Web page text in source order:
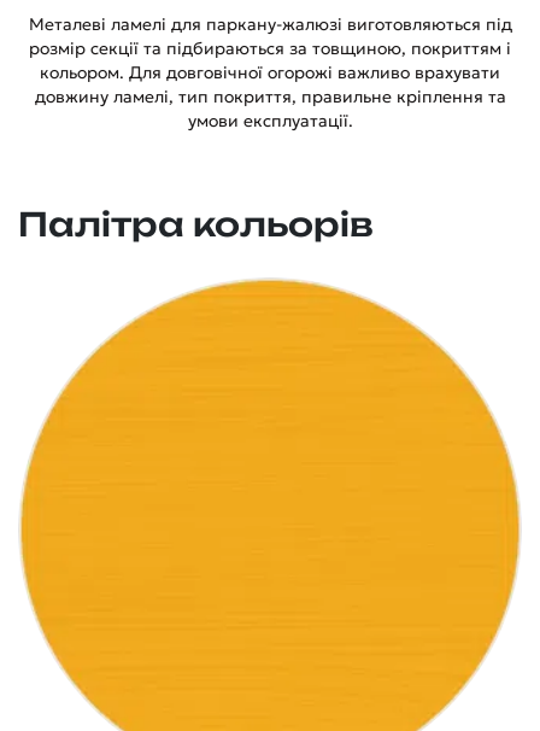
Металеві ламелі для паркану-жалюзі виготовляються під
розмір секції та підбираються за товщиною, покриттям і
кольором. Для довговічної огорожі важливо врахувати
довжину ламелі, тип покриття, правильне кріплення та
умови експлуатації.
Палітра кольорів